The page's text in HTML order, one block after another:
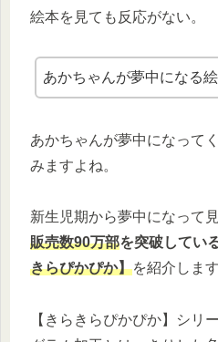
絵本を見ても反応がない。
あかちゃんが夢中になる
あかちゃんが夢中になって
みますよね。
新生児期から夢中になって
販売数90万部を突破してい
きらぴかぴか】を紹介します
【きらきらぴかぴか】シリ